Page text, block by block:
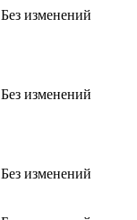
Без изменений
Без изменений
Без изменений